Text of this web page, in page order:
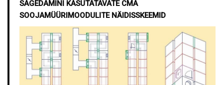
SAGEDAMINI KASUTATAVATE CMA
SOOJAMÜÜRIMOODULITE NÄIDISSKEEMID